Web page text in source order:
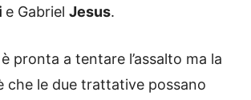
e Gabriel Jesus.
pronta a tentare l’assalto ma la
che le due trattative possano